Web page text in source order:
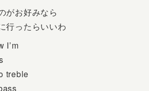
がお好みなら
行ったらいいわ
I’m
treble